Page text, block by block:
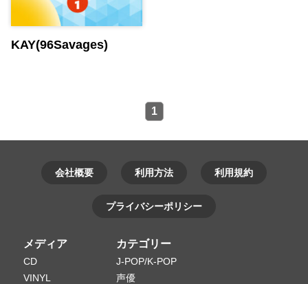
KAY(96Savages)
1
会社概要 利用方法 利用規約
プライバシーポリシー
メディア
CD
VINYL
カテゴリー
J-POP/K-POP
声優